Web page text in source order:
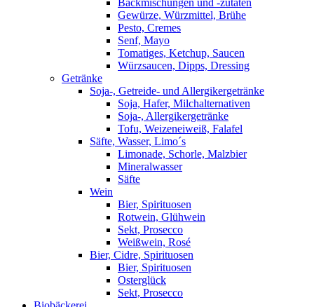
Backmischungen und -zutaten
Gewürze, Würzmittel, Brühe
Pesto, Cremes
Senf, Mayo
Tomatiges, Ketchup, Saucen
Würzsaucen, Dipps, Dressing
Getränke
Soja-, Getreide- und Allergikergetränke
Soja, Hafer, Milchalternativen
Soja-, Allergikergetränke
Tofu, Weizeneiweiß, Falafel
Säfte, Wasser, Limo´s
Limonade, Schorle, Malzbier
Mineralwasser
Säfte
Wein
Bier, Spirituosen
Rotwein, Glühwein
Sekt, Prosecco
Weißwein, Rosé
Bier, Cidre, Spirituosen
Bier, Spirituosen
Osterglück
Sekt, Prosecco